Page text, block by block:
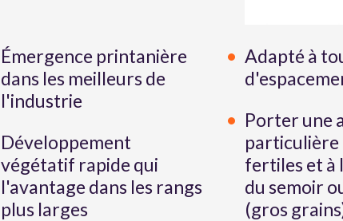
Émergence printanière
dans les meilleurs de
l'industrie
Développement
végétatif rapide qui
l'avantage dans les rangs
plus larges
Adapté à
Porter une
particulière
fertiles et à
du semoir
(gros